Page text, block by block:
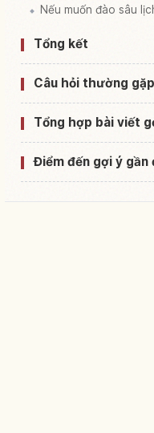
Nếu muốn đào sâu
Tổng kết
Câu hỏi thường gặp
Tổng hợp bài viết
Điểm đến gợi ý gần